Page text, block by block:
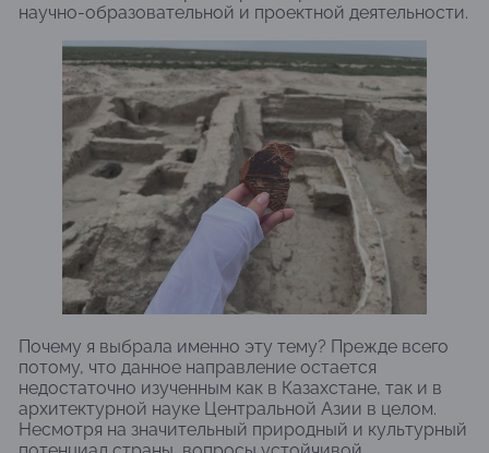
научно-образовательной и проектной деятельности.
Почему я выбрала именно эту тему? Прежде всего
потому, что данное направление остается
недостаточно изученным как в Казахстане, так и в
архитектурной науке Центральной Азии в целом.
Несмотря на значительный природный и культурный